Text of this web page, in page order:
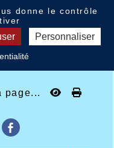
page...
donne le contrôle
Personnaliser